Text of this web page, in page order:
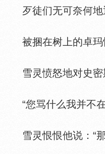
歹徒们无可奈何地
被捆在树上的卓玛
雪灵愤怒地对史密
“您骂什么我并不在
雪灵恨恨他说：“